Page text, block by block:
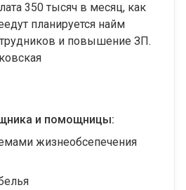
350 тысяч в месяц, как
планируется найм
и повышение ЗП.
и помощницы:
жизнеобсепечения